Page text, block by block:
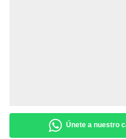
Únete a nuestro